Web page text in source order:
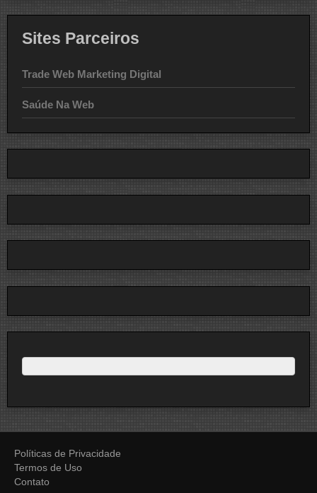
Sites Parceiros
Trade Web Marketing Digital
Saúde Na Web
Políticas de Privacidade
Termos de Uso
Contato